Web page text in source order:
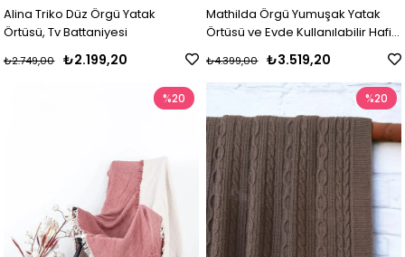
Alina Triko Düz Örgü Yatak
Örtüsü, Tv Battaniyesi
₺2.199,20
₺2.749,00
Mathilda Örgü Yumuşak Yatak
Örtüsü ve Evde Kullanılabilir Hafif
₺3.519,20
₺4.399,00
%20 %20